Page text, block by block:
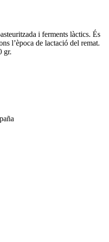
i ferments làctics. És
l’època de lactació del remat.
gr.